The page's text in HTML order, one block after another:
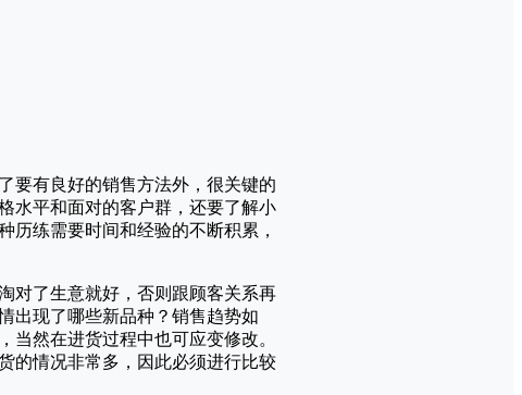
要有良好的销售方法外，很关键的
水平和面对的客户群，还要了解小
历练需要时间和经验的不断积累，
对了生意就好，否则跟顾客关系再
出现了哪些新品种？销售趋势如
然在进货过程中也可应变修改。
的情况非常多，因此必须进行比较